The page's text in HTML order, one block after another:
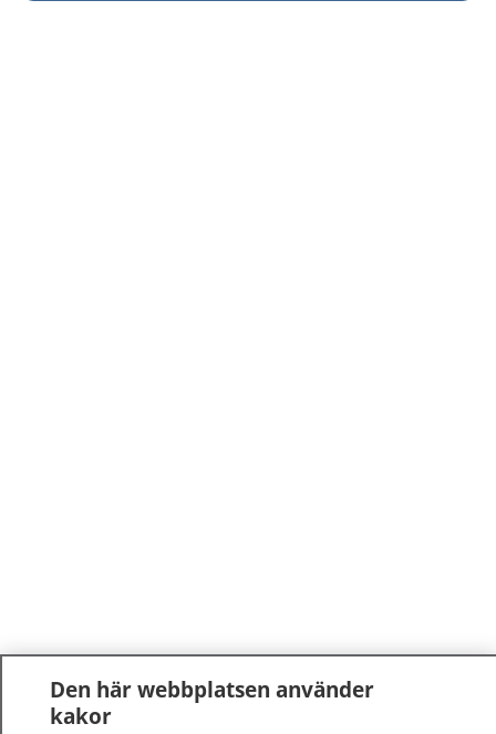
Den här webbplatsen använder
kakor